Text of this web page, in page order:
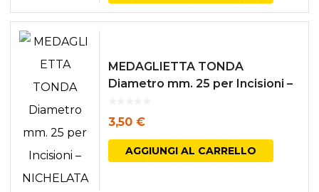
MEDAGLIETTA TONDA
Diametro mm. 25 per Incisioni –
3,50 €
AGGIUNGI AL CARRELLO